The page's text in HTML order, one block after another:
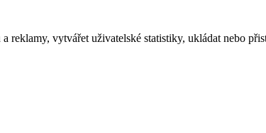
reklamy, vytvářet uživatelské statistiky, ukládat nebo